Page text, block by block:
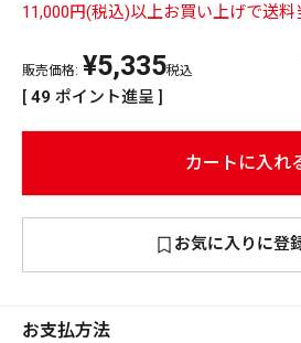
PREMIUM［ オンライン限定 ］
2026NEW PRODUCTS
11,000円(税込)以上お買い上げで送料
販売価格: ¥5,335税込
[ 49 ポイント進呈 ]
カートに入れ
お気に入りに登
お支払方法